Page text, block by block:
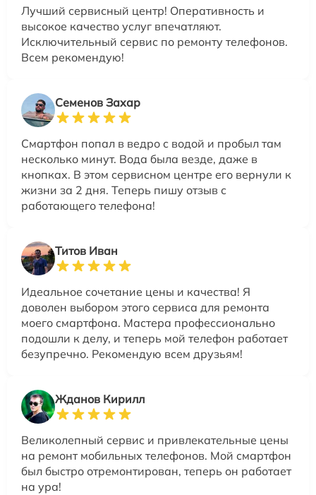
Лучший сервисный центр! Оперативность и
высокое качество услуг впечатляют.
Исключительный сервис по ремонту телефонов.
Всем рекомендую!
Семенов Захар
Смартфон попал в ведро с водой и пробыл там
несколько минут. Вода была везде, даже в
кнопках. В этом сервисном центре его вернули к
жизни за 2 дня. Теперь пишу отзыв с
работающего телефона!
Титов Иван
Идеальное сочетание цены и качества! Я
доволен выбором этого сервиса для ремонта
моего смартфона. Мастера профессионально
подошли к делу, и теперь мой телефон работает
безупречно. Рекомендую всем друзьям!
Жданов Кирилл
Великолепный сервис и привлекательные цены
на ремонт мобильных телефонов. Мой смартфон
был быстро отремонтирован, теперь он работает
на ура!